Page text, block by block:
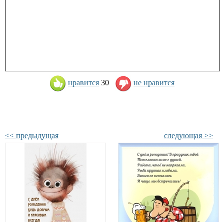
нравится 30 не нравится
<< предыдущая следующая >>